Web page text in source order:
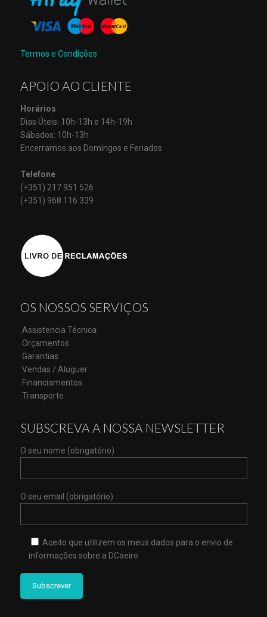
Termos e Condições
APOIO AO CLIENTE
Horários
Dias Úteis: 10h-13h e 14h-19h
Sábados: 10h-13h
Encerramos aos Domingos e Feriados
Telefone
(+351) 217 951 526
(+351) 968 116 339
OS NOSSOS SERVIÇOS
.Assistencia Técnica
.Orçamentos
.Garantias
.Vendas / Aluguer
.Financiamentos
.Transporte
SUBSCREVA A NOSSA NEWSLETTER
O seu nome (obrigatório)
O seu email (obrigatório)
Aceito que utilizem os meus dados para o envio de
informações sobre a DCaeiro